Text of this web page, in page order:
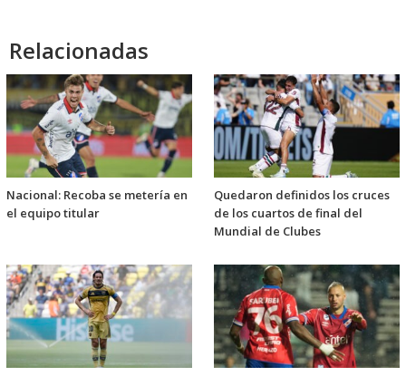
Relacionadas
Nacional: Recoba se metería en
el equipo titular
Quedaron definidos los cruces
de los cuartos de final del
Mundial de Clubes